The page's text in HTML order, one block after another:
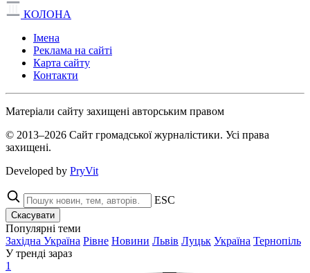
КОЛОНА
Імена
Реклама на сайті
Карта сайту
Контакти
Матеріали сайту захищені авторським правом
© 2013–2026 Сайт громадської журналістики. Усі права
захищені.
Developed by PryVit
ESC
Скасувати
Популярні теми
Західна Україна Рівне Новини Львів Луцьк Україна Тернопіль
У тренді зараз
1